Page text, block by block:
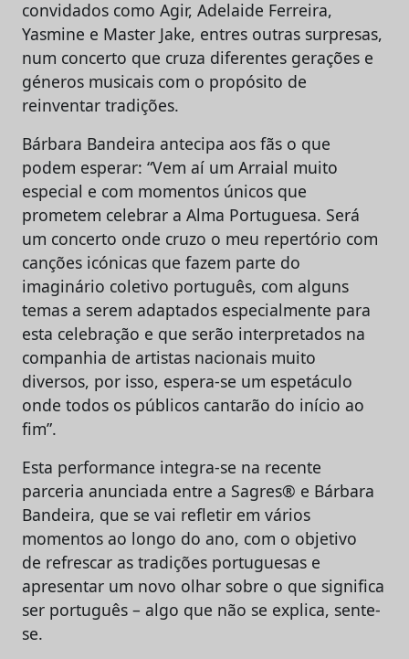
convidados como Agir, Adelaide Ferreira,
Yasmine e Master Jake, entres outras surpresas,
num concerto que cruza diferentes gerações e
géneros musicais com o propósito de
reinventar tradições.
Bárbara Bandeira antecipa aos fãs o que
podem esperar: “Vem aí um Arraial muito
especial e com momentos únicos que
prometem celebrar a Alma Portuguesa. Será
um concerto onde cruzo o meu repertório com
canções icónicas que fazem parte do
imaginário coletivo português, com alguns
temas a serem adaptados especialmente para
esta celebração e que serão interpretados na
companhia de artistas nacionais muito
diversos, por isso, espera-se um espetáculo
onde todos os públicos cantarão do início ao
fim”.
Esta performance integra-se na recente
parceria anunciada entre a Sagres® e Bárbara
Bandeira, que se vai refletir em vários
momentos ao longo do ano, com o objetivo
de refrescar as tradições portuguesas e
apresentar um novo olhar sobre o que significa
ser português – algo que não se explica, sente-
se.